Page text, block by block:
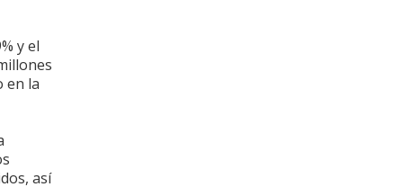
y el
en la
así